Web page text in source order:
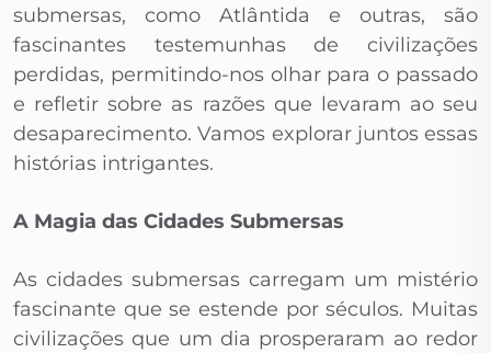
submersas, como Atlântida e outras, são
fascinantes testemunhas de civilizações
perdidas, permitindo-nos olhar para o passado
e refletir sobre as razões que levaram ao seu
desaparecimento. Vamos explorar juntos essas
histórias intrigantes.
A Magia das Cidades Submersas
As cidades submersas carregam um mistério
fascinante que se estende por séculos. Muitas
civilizações que um dia prosperaram ao redor